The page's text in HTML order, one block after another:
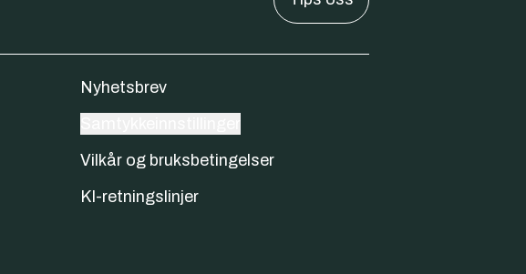
Nyhetsbrev
Vilkår og bruksbetingelser
KI-retningslinjer